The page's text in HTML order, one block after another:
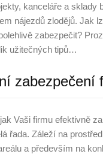
ochrany
2025
plnění
kanceláře a sklady
nájezdů zlodějů. Jak
zabezpečit?
užitečných tipů…
zabezpečení
Vaši firmu efektivně
řada. Záleží na
a především na